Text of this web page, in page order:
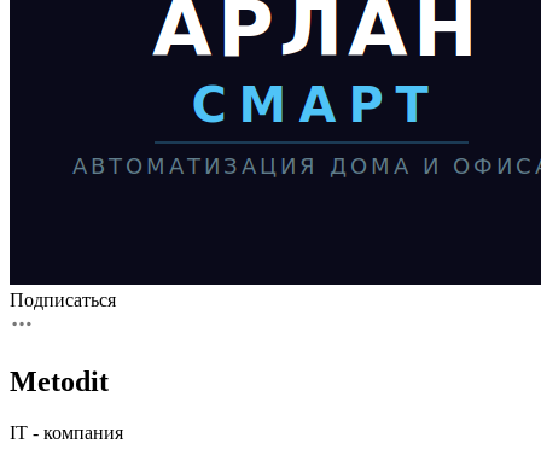
Подписаться
Metodit
IT - компания